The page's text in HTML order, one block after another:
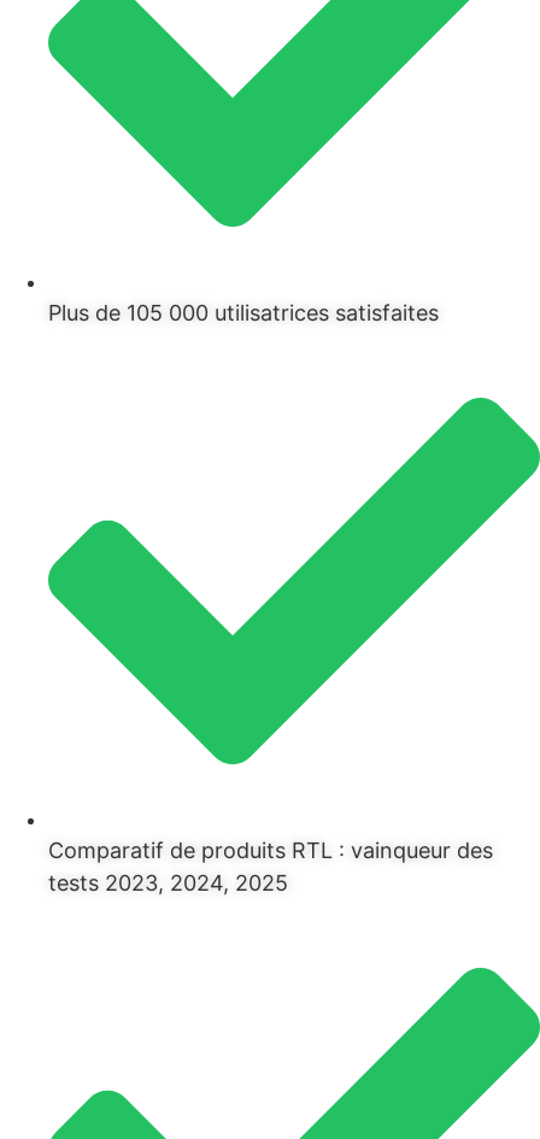
Plus de 105 000 utilisatrices satisfaites
Comparatif de produits RTL : vainqueur des
tests 2023, 2024, 2025